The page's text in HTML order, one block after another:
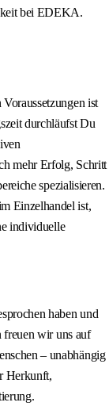
bei EDEKA.
ist
durchläufst Du
mehr Erfolg, Schritt
spezialisieren.
Einzelhandel ist,
individuelle
haben und
freuen wir uns auf
– unabhängig
Herkunft,